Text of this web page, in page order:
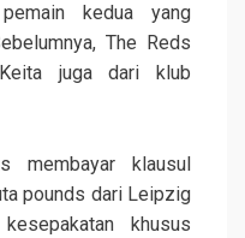
kedua yang
The Reds
juga dari klub
membayar klausul
pounds dari Leipzig
khusus